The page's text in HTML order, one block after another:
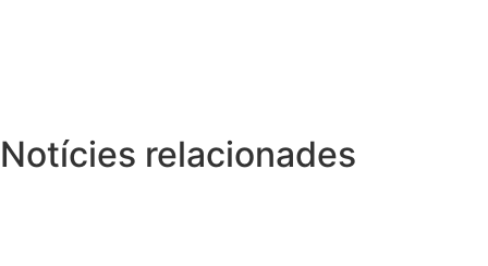
Notícies relacionades